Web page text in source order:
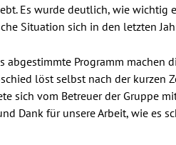
Es wurde deutlich, wie wichtig
Situation sich in den letzten
Programm machen
löst selbst nach der kurzen
sich vom Betreuer der Gruppe
Dank für unsere Arbeit, wie es